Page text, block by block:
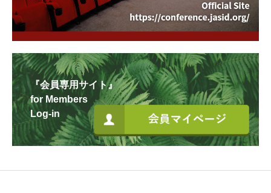
『会員専用サイト』
for Members
Log-in